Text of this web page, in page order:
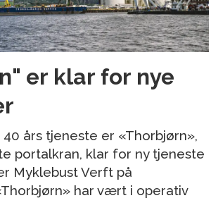
er klar for nye
års tjeneste er «Thorbjørn»,
portalkran, klar for ny tjeneste
Myklebust Verft på
har vært i operativ